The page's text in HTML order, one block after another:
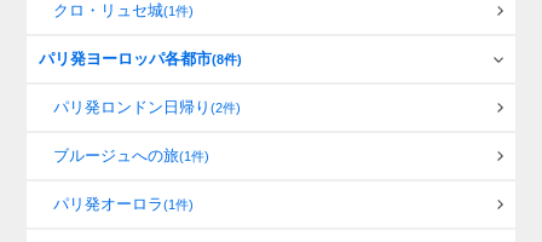
クロ・リュセ城(1件)
パリ発ヨーロッパ各都市(8件)
パリ発ロンドン日帰り(2件)
ブルージュへの旅(1件)
パリ発オーロラ(1件)